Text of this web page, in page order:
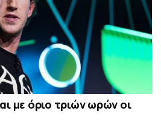
με όριο τριών ωρών οι